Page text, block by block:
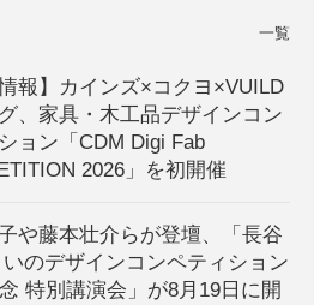
一覧
情報】カインズ×コクヨ×VUILD
、家具・木工品デザインコン
ョン「CDM Digi Fab
2026」を初開催
や藤本壮介らが登壇、「長谷
のデザインコンペティション
特別講演会」が8月19日に開